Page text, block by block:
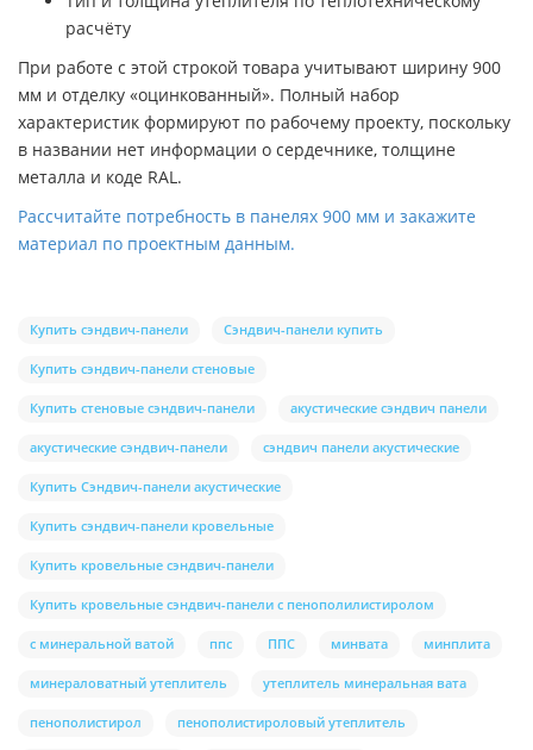
расчёту
При работе с этой строкой товара учитывают ширину 900
мм и отделку «оцинкованный». Полный набор
характеристик формируют по рабочему проекту, поскольку
в названии нет информации о сердечнике, толщине
металла и коде RAL.
Рассчитайте потребность в панелях 900 мм и закажите
материал по проектным данным.
Купить сэндвич-панели Сэндвич-панели купить
Купить сэндвич-панели стеновые
Купить стеновые сэндвич-панели акустические сэндвич панели
акустические сэндвич-панели сэндвич панели акустические
Купить Сэндвич-панели акустические
Купить сэндвич-панели кровельные
Купить кровельные сэндвич-панели
Купить кровельные сэндвич-панели с пенополилистиролом
с минеральной ватой ппс ППС минвата минплита
минераловатный утеплитель утеплитель минеральная вата
пенополистирол пенополистироловый утеплитель